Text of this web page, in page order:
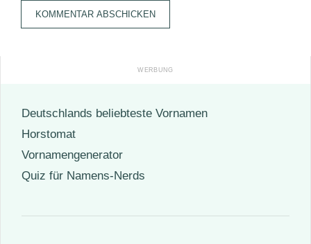
Adresse
Deutschlands beliebteste Vornamen
Horstomat
Vornamengenerator
Quiz für Namens-Nerds